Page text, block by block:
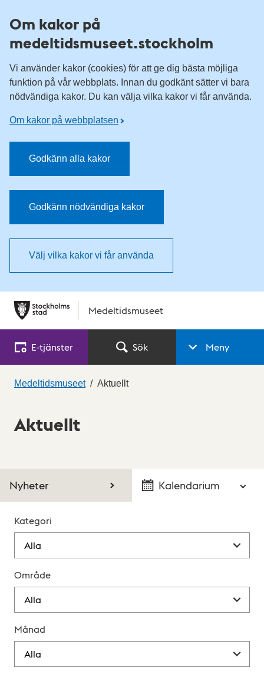
Om kakor på
medeltidsmuseet.stockholm
Vi använder kakor (cookies) för att ge dig bästa möjliga
funktion på vår webbplats. Innan du godkänt sätter vi bara
nödvändiga kakor. Du kan välja vilka kakor vi får använda.
Om kakor på webbplatsen
Godkänn alla kakor
Godkänn nödvändiga kakor
Välj vilka kakor vi får använda
Medeltidsmuseet
E‑tjänster Sök Meny
Medeltidsmuseet Aktuellt
Aktuellt
Nyheter Kalendarium
Kategori
Område
Månad